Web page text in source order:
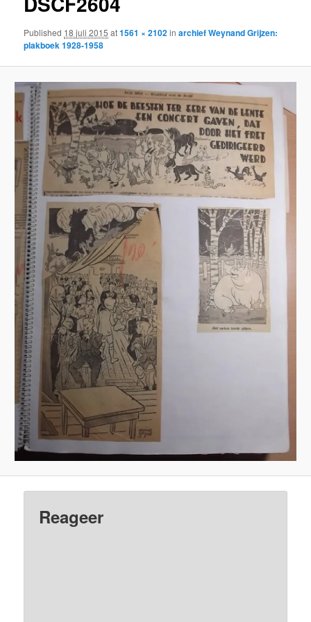
Published 18 juli 2015 at1561 × 2102inarchief Weynand Grijzen:
plakboek 1928-1958
Reageer